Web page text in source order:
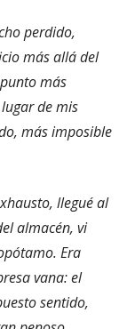
perdido,
más allá del
más
de mis
más imposible
llegué al
almacén, vi
Era
vana: el
sentido,